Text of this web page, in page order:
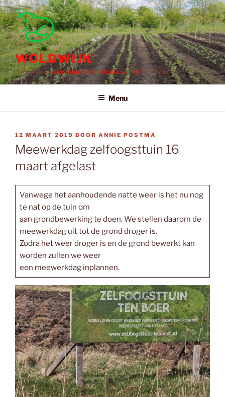
Ga
naar
de
inhoud
WOLDWIJK
coöperatie voor duurzame initiatieven in Ten Boer
Menu
GEPLAATST
OP
12 MAART 2019 DOOR ANNIE POSTMA
Meewerkdag zelfoogsttuin 16
maart afgelast
Vanwege het aanhoudende natte weer is het nu nog
te nat op de tuin om
aan grondbewerking te doen. We stellen daarom de
meewerkdag uit tot de grond droger is.
Zodra het weer droger is en de grond bewerkt kan
worden zullen we weer
een meewerkdag inplannen.